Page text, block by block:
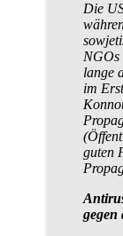
Die
NGOs
lange
im
guten